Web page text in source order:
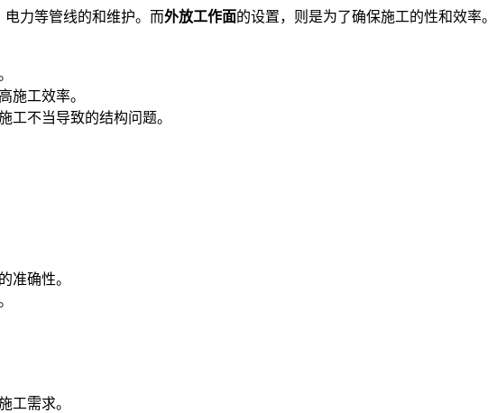
力等管线的和维护。而外放工作面的设置，则是为了确保施工的性和效率
施工效率。
工不当导致的结构问题。
准确性。
工需求。